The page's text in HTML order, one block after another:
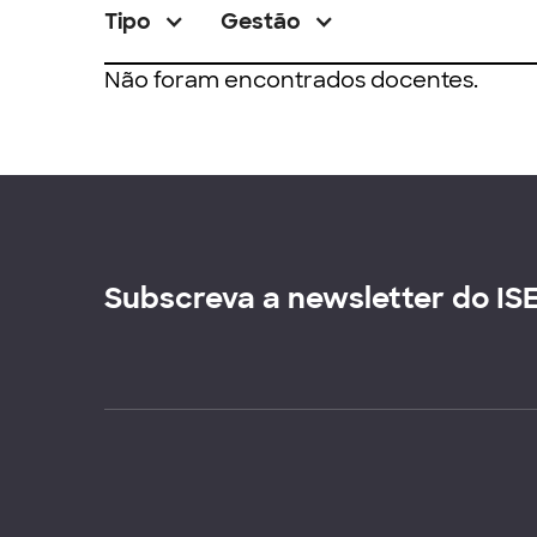
Tipo Gestão
Não foram encontrados docentes.
Subscreva a newsletter do